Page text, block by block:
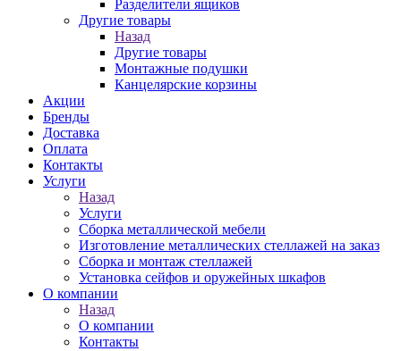
Разделители ящиков
Другие товары
Назад
Другие товары
Монтажные подушки
Канцелярские корзины
Акции
Бренды
Доставка
Оплата
Контакты
Услуги
Назад
Услуги
Сборка металлической мебели
Изготовление металлических стеллажей на заказ
Сборка и монтаж стеллажей
Установка сейфов и оружейных шкафов
О компании
Назад
О компании
Контакты